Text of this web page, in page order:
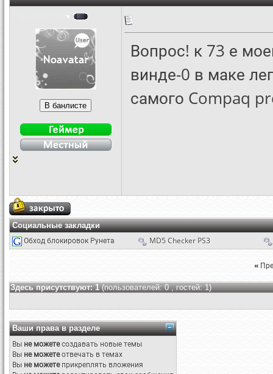
Вопрос! к 73 е
винде-0 в маке
самого Compaq
Социальные закладки
Обход блокировок Рунета MD5 Checker PS3
«
Здесь присутствуют: 1(пользователей: 0 , гостей: 1)
Ваши права в разделе
Вы не можетесоздавать новые темы
Вы не можетеотвечать в темах
Вы не можетеприкреплять вложения